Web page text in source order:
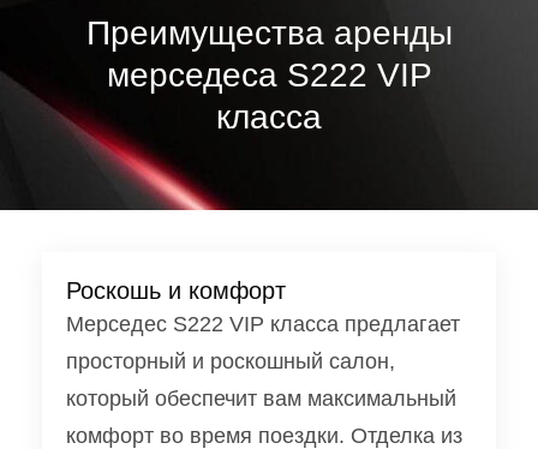
Преимущества аренды
мерседеса S222 VIP
класса
Роскошь и комфорт
Мерседес S222 VIP класса предлагает
просторный и роскошный салон,
который обеспечит вам максимальный
комфорт во время поездки. Отделка из